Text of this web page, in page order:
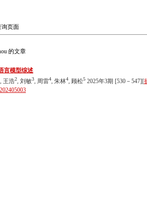
询页面
的文章
言模型综述
, 王浩2, 刘敏3, 周雷4, 朱林4, 顾松5 2025年3期 [530－547][